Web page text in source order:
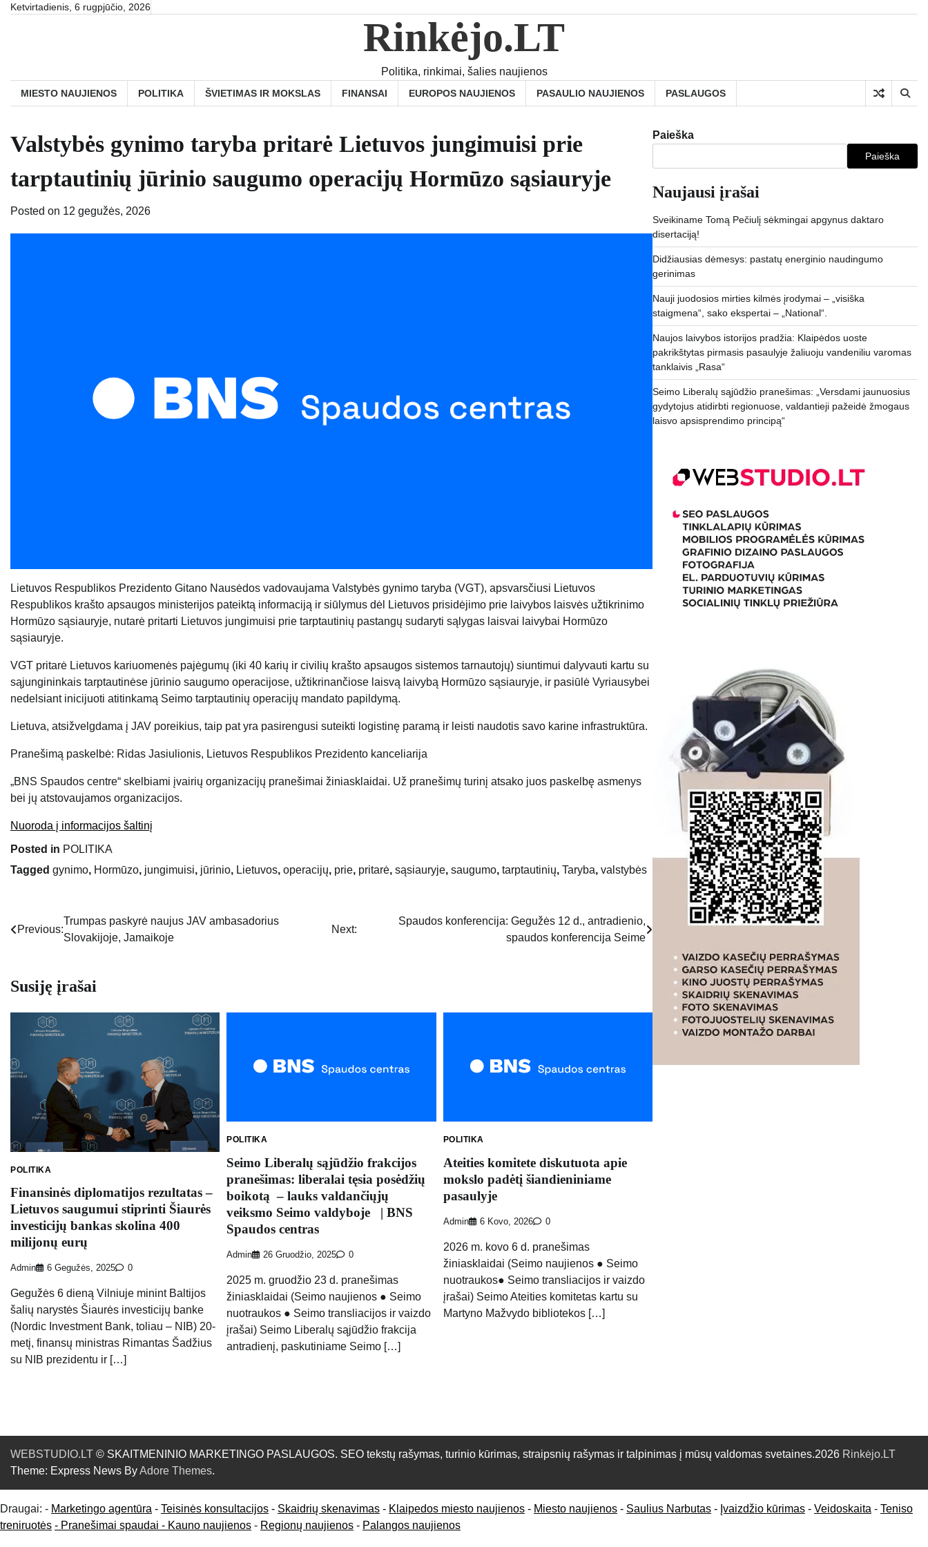
SkipKetvirtadienis, 6 rugpjūčio, 2026
Rinkėjo.LT
Politika, rinkimai, šalies naujienos
MIESTO NAUJIENOS POLITIKA ŠVIETIMAS IR MOKSLAS FINANSAI EUROPOS NAUJIENOS PASAULIO NAUJIENOS PASLAUGOS
Valstybės gynimo taryba pritarė Lietuvos jungimuisi prie
tarptautinių jūrinio saugumo operacijų Hormūzo sąsiauryje
Posted on 12 gegužės, 2026
Lietuvos Respublikos Prezidento Gitano Nausėdos vadovaujama Valstybės gynimo taryba (VGT), apsvarsčiusi Lietuvos
Respublikos krašto apsaugos ministerijos pateiktą informaciją ir siūlymus dėl Lietuvos prisidėjimo prie laivybos laisvės užtikrinimo
Hormūzo sąsiauryje, nutarė pritarti Lietuvos jungimuisi prie tarptautinių pastangų sudaryti sąlygas laisvai laivybai Hormūzo
sąsiauryje.
VGT pritarė Lietuvos kariuomenės pajėgumų (iki 40 karių ir civilių krašto apsaugos sistemos tarnautojų) siuntimui dalyvauti kartu su
sąjungininkais tarptautinėse jūrinio saugumo operacijose, užtikrinančiose laisvą laivybą Hormūzo sąsiauryje, ir pasiūlė Vyriausybei
nedelsiant inicijuoti atitinkamą Seimo tarptautinių operacijų mandato papildymą.
Lietuva, atsižvelgdama į JAV poreikius, taip pat yra pasirengusi suteikti logistinę paramą ir leisti naudotis savo karine infrastruktūra.
Pranešimą paskelbė: Ridas Jasiulionis, Lietuvos Respublikos Prezidento kanceliarija
„BNS Spaudos centre“ skelbiami įvairių organizacijų pranešimai žiniasklaidai. Už pranešimų turinį atsako juos paskelbę asmenys
bei jų atstovaujamos organizacijos.
Nuoroda į informacijos šaltinį
Posted in POLITIKA
Tagged gynimo, Hormūzo, jungimuisi, jūrinio, Lietuvos, operacijų, prie, pritarė, sąsiauryje, saugumo, tarptautinių, Taryba, valstybės
Navigacija
Previous:
Trumpas paskyrė naujus JAV ambasadorius
Slovakijoje, Jamaikoje
Next:
Spaudos konferencija: Gegužės 12 d., antradienio,
spaudos konferencija Seime
Susiję įrašai
POLITIKA
Finansinės diplomatijos rezultatas –
Lietuvos saugumui stiprinti Šiaurės
investicijų bankas skolina 400
milijonų eurų
Admin 6 Gegužės, 2025 0
Gegužės 6 dieną Vilniuje minint Baltijos
šalių narystės Šiaurės investicijų banke
(Nordic Investment Bank, toliau – NIB) 20-
metį, finansų ministras Rimantas Šadžius
su NIB prezidentu ir […]
POLITIKA
Seimo Liberalų sąjūdžio frakcijos
pranešimas: liberalai tęsia posėdžių
boikotą – lauks valdančiųjų
veiksmo Seimo valdyboje | BNS
Spaudos centras
Admin 26 Gruodžio, 2025 0
2025 m. gruodžio 23 d. pranešimas
žiniasklaidai (Seimo naujienos ● Seimo
nuotraukos ● Seimo transliacijos ir vaizdo
įrašai) Seimo Liberalų sąjūdžio frakcija
antradienį, paskutiniame Seimo […]
POLITIKA
Ateities komitete diskutuota apie
mokslo padėtį šiandieniniame
pasaulyje
Admin 6 Kovo, 2026 0
2026 m. kovo 6 d. pranešimas
žiniasklaidai (Seimo naujienos ● Seimo
nuotraukos● Seimo transliacijos ir vaizdo
įrašai) Seimo Ateities komitetas kartu su
Martyno Mažvydo bibliotekos […]
Paieška
Paieška
Naujausi įrašai
Sveikiname Tomą Pečiulį sėkmingai apgynus daktaro
disertaciją!
Didžiausias dėmesys: pastatų energinio naudingumo
gerinimas
Nauji juodosios mirties kilmės įrodymai – „visiška
staigmena“, sako ekspertai – „National“.
Naujos laivybos istorijos pradžia: Klaipėdos uoste
pakrikštytas pirmasis pasaulyje žaliuoju vandeniliu varomas
tanklaivis „Rasa“
Seimo Liberalų sąjūdžio pranešimas: „Versdami jaunuosius
gydytojus atidirbti regionuose, valdantieji pažeidė žmogaus
laisvo apsisprendimo principą“
WEBSTUDIO.LT © SKAITMENINIO MARKETINGO PASLAUGOS. SEO tekstų rašymas, turinio kūrimas, straipsnių rašymas ir talpinimas į mūsų valdomas svetaines.2026 Rinkėjo.LT
Theme: Express News ByAdore Themes.
Draugai: - Marketingo agentūra - Teisinės konsultacijos - Skaidrių skenavimas - Klaipedos miesto naujienos - Miesto naujienos - Saulius Narbutas - Įvaizdžio kūrimas - Veidoskaita - Teniso
treniruotės - Pranešimai spaudai - Kauno naujienos - Regionų naujienos - Palangos naujienos